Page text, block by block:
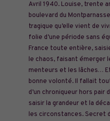
Avril 1940. Louise, trente
boulevard du
tragique qu’elle vient de
folie d’une période sans
France toute entière,
le chaos, faisant émerger
menteurs et les lâches…
bonne volonté. Il fallait
d’un chroniqueur hors
saisir la grandeur et la
les circonstances. Secret